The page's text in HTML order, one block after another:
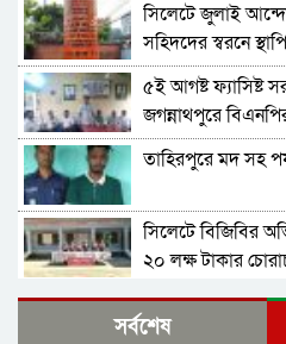
সিলেটে জুলাই
সহিদদের স্বরনে
৫ই আগষ্ট ফ্যাসিষ্ট
জগন্নাথপুরে
তাহিরপুরে মদ সহ
সিলেটে বিজিবির
২০ লক্ষ টাকার
জগন্নাথপুরে পল্লী
জনসাধারণের ভোগান্তি
সর্বশেষ